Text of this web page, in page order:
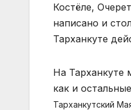
Костёле,
написано и
Тарханкуте
На Тарханкуте
как и
Тарханкутский